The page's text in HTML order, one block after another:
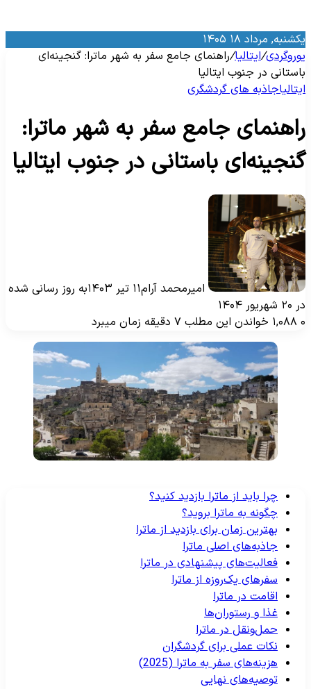
مرداد ۱۸ ۱۴۰۵
/ایتالیا/راهنمای جامع سفر به شهر ماترا: گنجینه‌ای
در جنوب ایتالیا
جاذبه‌ های گردشگری
جامع سفر به شهر ماترا:
باستانی در جنوب ایتالیا
امیرمحمد آرام۱۱ تیر ۱۴۰۳
به روز رسانی شده
۱۴۰۴
خواندن این مطلب ۷ دقیقه زمان میبرد
چرا باید از ماترا بازدید کنید؟
چگونه به ماترا بروید؟
بهترین زمان برای بازدید از ماترا
جاذبه‌های اصلی ماترا
فعالیت‌های پیشنهادی در ماترا
سفرهای یک‌روزه از ماترا
اقامت در ماترا
غذا و رستوران‌ها
حمل‌ونقل در ماترا
نکات عملی برای گردشگران
هزینه‌های سفر به ماترا (2025)
توصیه‌های نهایی